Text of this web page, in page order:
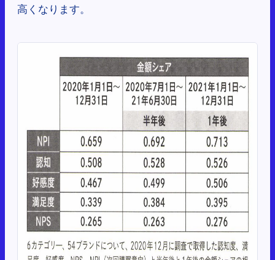
高くなります。